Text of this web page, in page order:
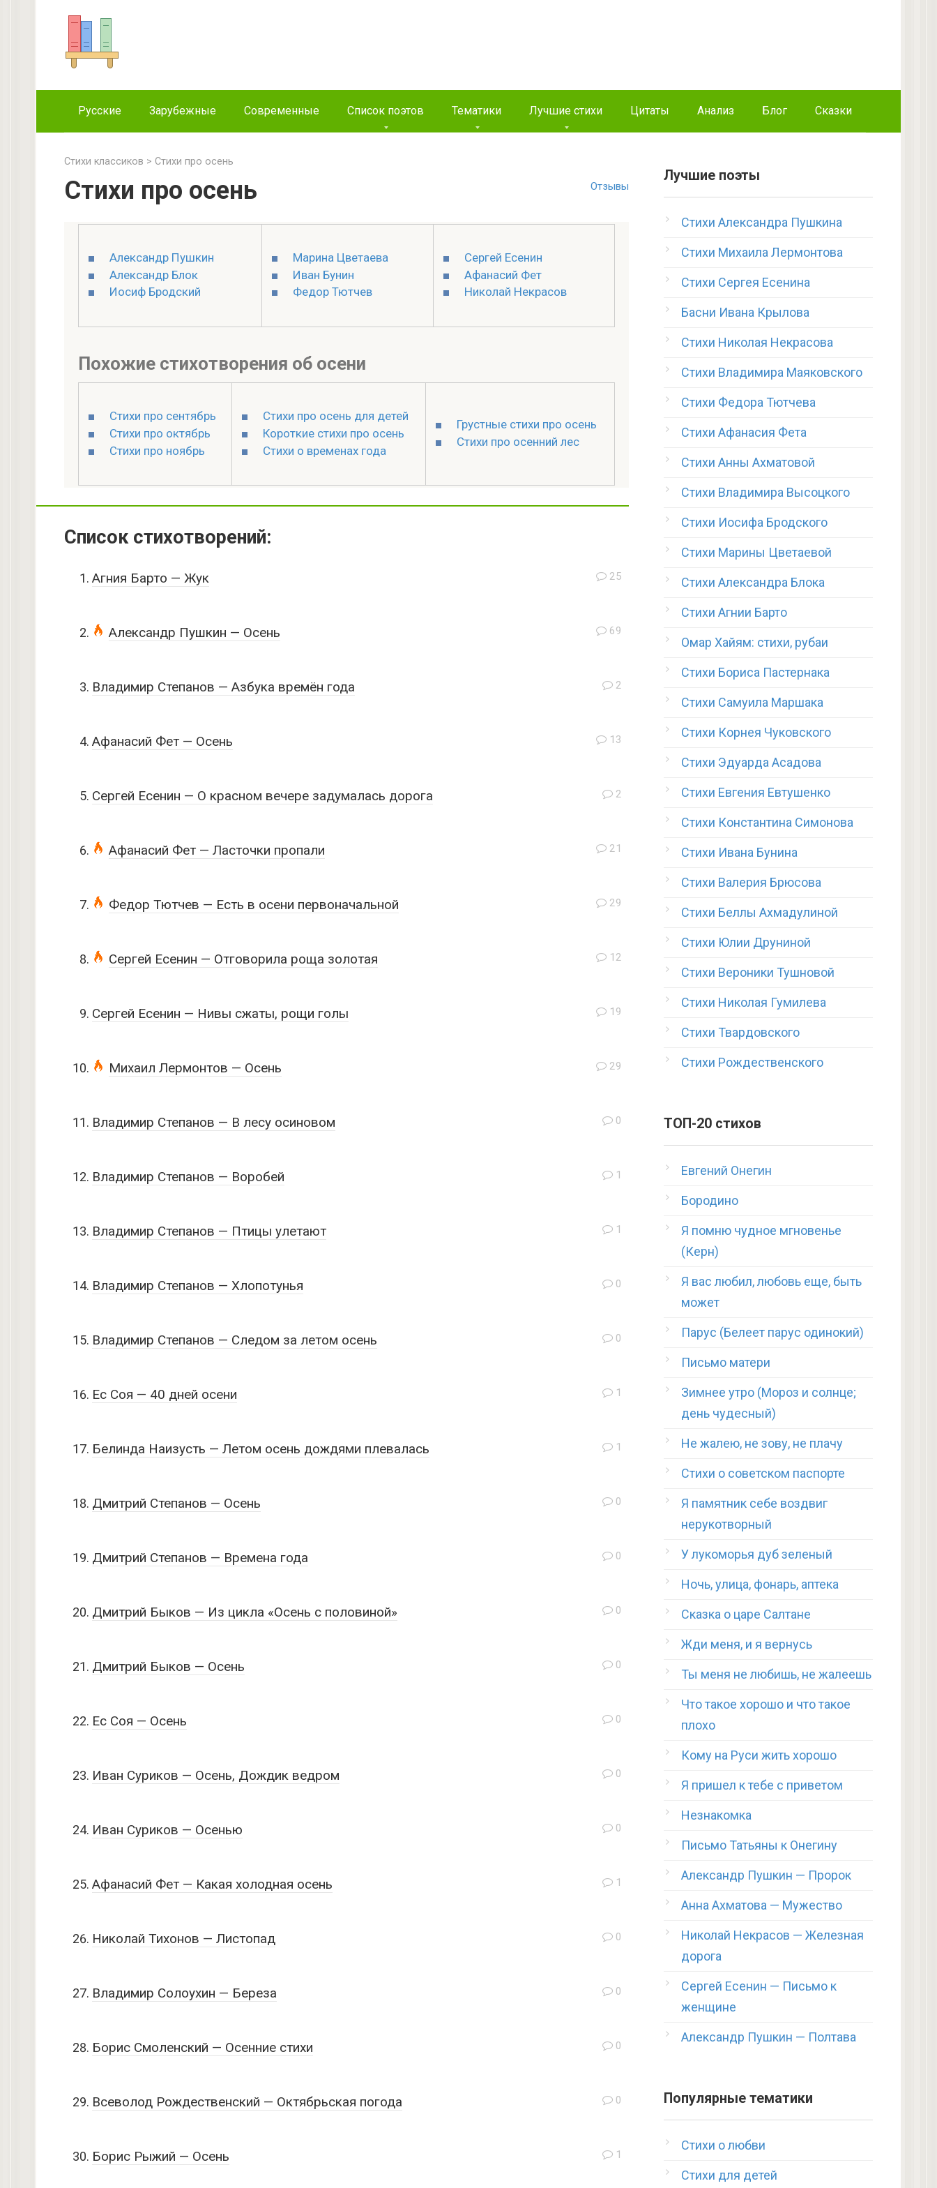
Русские Зарубежные Современные Список поэтов Тематики Лучшие стихи Цитаты Анализ Блог Сказки
Стихи классиков > Стихи про осень
Отзывы
Стихи про осень
Александр Пушкин
Александр Блок
Иосиф Бродский
Марина Цветаева
Иван Бунин
Федор Тютчев
Сергей Есенин
Афанасий Фет
Николай Некрасов
Похожие стихотворения об осени
Стихи про сентябрь
Стихи про октябрь
Стихи про ноябрь
Стихи про осень для детей
Короткие стихи про осень
Стихи о временах года
Грустные стихи про осень
Стихи про осенний лес
Список стихотворений:
25
Агния Барто — Жук
69
Александр Пушкин — Осень
2
Владимир Степанов — Азбука времён года
13
Афанасий Фет — Осень
2
Сергей Есенин — О красном вечере задумалась дорога
21
Афанасий Фет — Ласточки пропали
29
Федор Тютчев — Есть в осени первоначальной
12
Сергей Есенин — Отговорила роща золотая
19
Сергей Есенин — Нивы сжаты, рощи голы
29
Михаил Лермонтов — Осень
0
Владимир Степанов — В лесу осиновом
1
Владимир Степанов — Воробей
1
Владимир Степанов — Птицы улетают
0
Владимир Степанов — Хлопотунья
0
Владимир Степанов — Следом за летом осень
1
Ес Соя — 40 дней осени
1
Белинда Наизусть — Летом осень дождями плевалась
0
Дмитрий Степанов — Осень
0
Дмитрий Степанов — Времена года
0
Дмитрий Быков — Из цикла «Осень с половиной»
0
Дмитрий Быков — Осень
0
Ес Соя — Осень
0
Иван Суриков — Осень, Дождик ведром
0
Иван Суриков — Осенью
1
Афанасий Фет — Какая холодная осень
0
Николай Тихонов — Листопад
0
Владимир Солоухин — Береза
0
Борис Смоленский — Осенние стихи
0
Всеволод Рождественский — Октябрьская погода
1
Борис Рыжий — Осень
Лучшие поэты
Стихи Александра Пушкина
Стихи Михаила Лермонтова
Стихи Сергея Есенина
Басни Ивана Крылова
Стихи Николая Некрасова
Стихи Владимира Маяковского
Стихи Федора Тютчева
Стихи Афанасия Фета
Стихи Анны Ахматовой
Стихи Владимира Высоцкого
Стихи Иосифа Бродского
Стихи Марины Цветаевой
Стихи Александра Блока
Стихи Агнии Барто
Омар Хайям: стихи, рубаи
Стихи Бориса Пастернака
Стихи Самуила Маршака
Стихи Корнея Чуковского
Стихи Эдуарда Асадова
Стихи Евгения Евтушенко
Стихи Константина Симонова
Стихи Ивана Бунина
Стихи Валерия Брюсова
Стихи Беллы Ахмадулиной
Стихи Юлии Друниной
Стихи Вероники Тушновой
Стихи Николая Гумилева
Стихи Твардовского
Стихи Рождественского
ТОП-20 стихов
Евгений Онегин
Бородино
Я помню чудное мгновенье
(Керн)
Я вас любил, любовь еще, быть
может
Парус (Белеет парус одинокий)
Письмо матери
Зимнее утро (Мороз и солнце;
день чудесный)
Не жалею, не зову, не плачу
Стихи о советском паспорте
Я памятник себе воздвиг
нерукотворный
У лукоморья дуб зеленый
Ночь, улица, фонарь, аптека
Сказка о царе Салтане
Жди меня, и я вернусь
Ты меня не любишь, не жалеешь
Что такое хорошо и что такое
плохо
Кому на Руси жить хорошо
Я пришел к тебе с приветом
Незнакомка
Письмо Татьяны к Онегину
Александр Пушкин — Пророк
Анна Ахматова — Мужество
Николай Некрасов — Железная
дорога
Сергей Есенин — Письмо к
женщине
Александр Пушкин — Полтава
Популярные тематики
Стихи о любви
Стихи для детей